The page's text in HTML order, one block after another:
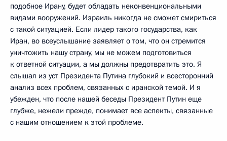
подобное Ирану, будет обладать неконвенциональными
видами вооружений. Израиль никогда не сможет смириться
с такой ситуацией. Если лидер такого государства, как
Иран, во всеуслышание заявляет о том, что он стремится
уничтожить нашу страну, мы не можем подготовиться
к ответной ситуации, а мы должны предотвратить это. Я
слышал из уст Президента Путина глубокий и всесторонний
анализ всех проблем, связанных с иранской темой. И я
убежден, что после нашей беседы Президент Путин еще
глубже, нежели прежде, понимает все аспекты, связанные
с нашим отношением к этой проблеме.